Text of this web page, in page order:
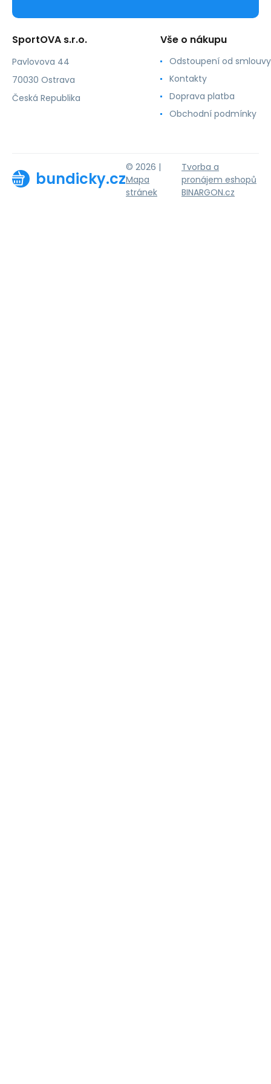
SportOVA s.r.o.
Pavlovova 44
70030 Ostrava
Česká Republika
Vše o nákupu
Odstoupení od smlouvy
Kontakty
Doprava platba
Obchodní podmínky
bundicky.cz
© 2026 |
Mapa
stránek
Tvorba a
pronájem eshopů
BINARGON.cz